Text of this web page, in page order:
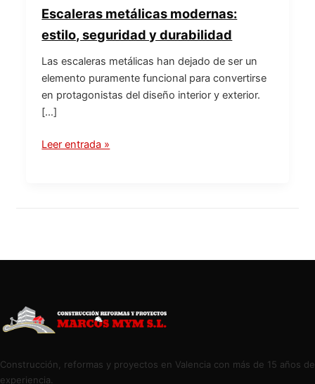
Escaleras metálicas modernas:
estilo, seguridad y durabilidad
Las escaleras metálicas han dejado de ser un
elemento puramente funcional para convertirse
en protagonistas del diseño interior y exterior.
[…]
Leer entrada »
Construcción, reformas y proyectos en Valencia con más de 15 años de
experiencia.